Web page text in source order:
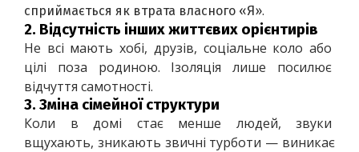
сприймається як втрата власного «Я».
2. Відсутність інших життєвих орієнтирів
Не всі мають хобі, друзів, соціальне коло або
цілі поза родиною. Ізоляція лише посилює
відчуття самотності.
3. Зміна сімейної структури
Коли в домі стає менше людей, звуки
вщухають, зникають звичні турботи — виникає